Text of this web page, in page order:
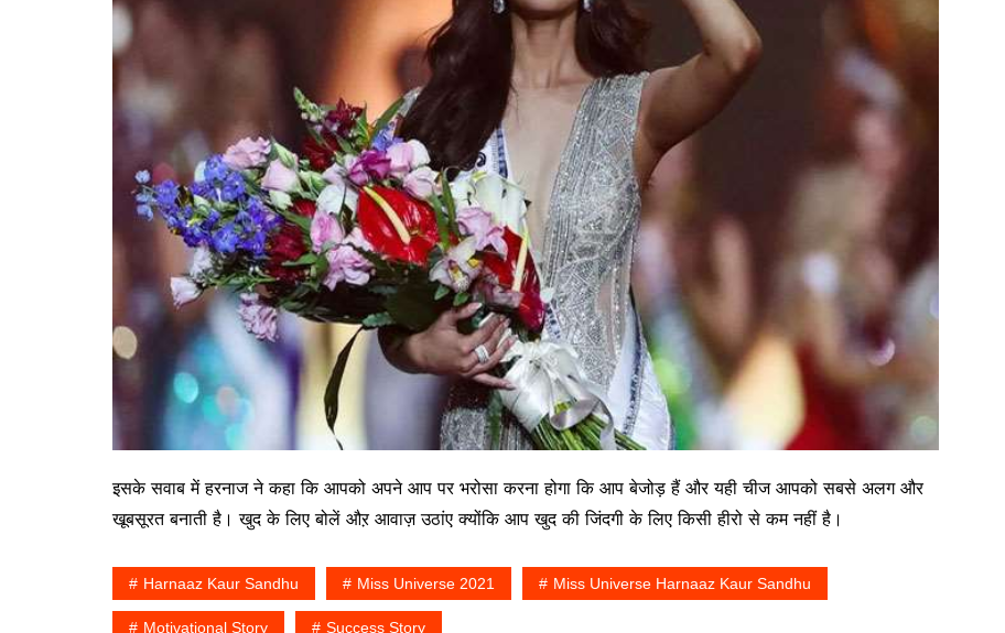
इसके सवाब में हरनाज ने कहा कि आपको अपने आप पर भरोसा करना होगा कि आप बेजोड़ हैं और यही चीज आपको सबसे अलग और
खूबसूरत बनाती है। खुद के लिए बोलें औऱ आवाज़ उठांए क्योंकि आप खुद की जिंदगी के लिए किसी हीरो से कम नहीं है।
Harnaaz Kaur Sandhu Miss Universe 2021 Miss Universe Harnaaz Kaur Sandhu
Motivational Story Success Story